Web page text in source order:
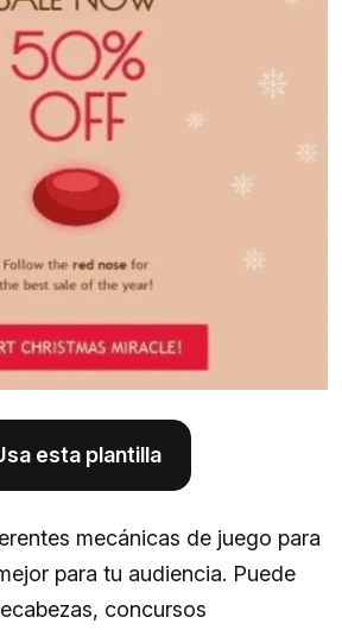
esta plantilla
mecánicas de juego para
para tu audiencia. Puede
concursos